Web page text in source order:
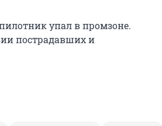
упал в промзоне.
пострадавших и